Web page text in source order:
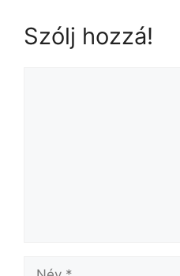
Szólj hozzá!